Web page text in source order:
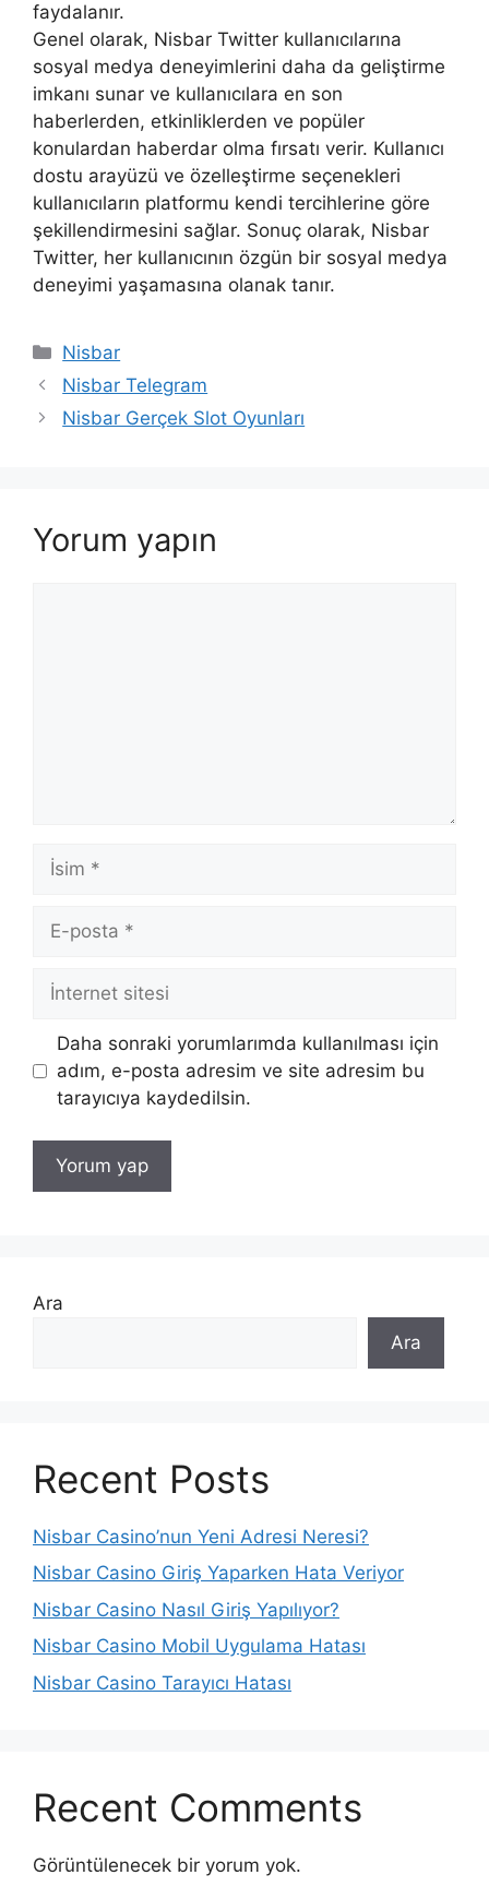
faydalanır.
Genel olarak, Nisbar Twitter kullanıcılarına
sosyal medya deneyimlerini daha da geliştirme
imkanı sunar ve kullanıcılara en son
haberlerden, etkinliklerden ve popüler
konulardan haberdar olma fırsatı verir. Kullanıcı
dostu arayüzü ve özelleştirme seçenekleri
kullanıcıların platformu kendi tercihlerine göre
şekillendirmesini sağlar. Sonuç olarak, Nisbar
Twitter, her kullanıcının özgün bir sosyal medya
deneyimi yaşamasına olanak tanır.
Kategoriler
Nisbar
Nisbar Telegram
Nisbar Gerçek Slot Oyunları
Yorum yapın
İsim
posta
İnternet
Daha sonraki yorumlarımda kullanılması için
adım, e-posta adresim ve site adresim bu
tarayıcıya kaydedilsin.
Ara
Ara
Recent Posts
Nisbar Casino’nun Yeni Adresi Neresi?
Nisbar Casino Giriş Yaparken Hata Veriyor
Nisbar Casino Nasıl Giriş Yapılıyor?
Nisbar Casino Mobil Uygulama Hatası
Nisbar Casino Tarayıcı Hatası
Recent Comments
Görüntülenecek bir yorum yok.